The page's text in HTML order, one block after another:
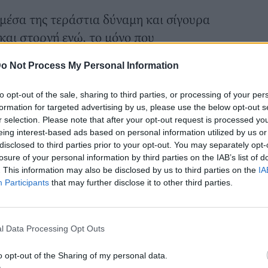
Not Process My Personal Information
opt-out of the sale, sharing to third parties, or processing of your
for targeted advertising by us, please use the below opt-out
selection. Please note that after your opt-out request is processed
interest-based ads based on personal information utilized by us
to third parties prior to your opt-out. You may separately
of your personal information by third parties on the IAB’s list of
This information may also be disclosed by us to third parties on the
Participants that may further disclose it to other third parties.
Data Processing Opt Outs
opt-out of the Sharing of my personal data.
της τεράστια δύναμη και σίγουρα
στοργή ενώ, το μόνο που
συνθήκες διαβίωσης της 19χρονης
Ζάππειο Μέγαρο την περασμένη
νέας Κινητής Ιατρικής Μονάδας για
Του Παιδιού», για την υπογραφή
του Υπουργείου Υγείας, του
Πανεπιστημίου Αθηνών και του
του Προγράμματος«Παιδιατρικής
να μιλήσουμε μεταξύ άλλων για τις
εκείνης και της Μαρίας αλλά και για τη
χρόνια από το Χαμόγελο του Παιδιού.